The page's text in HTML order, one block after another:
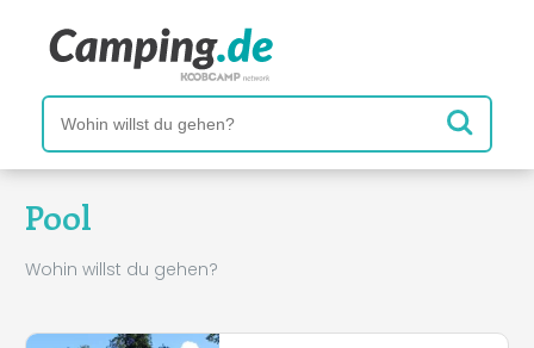
Pool
Wohin willst du gehen?